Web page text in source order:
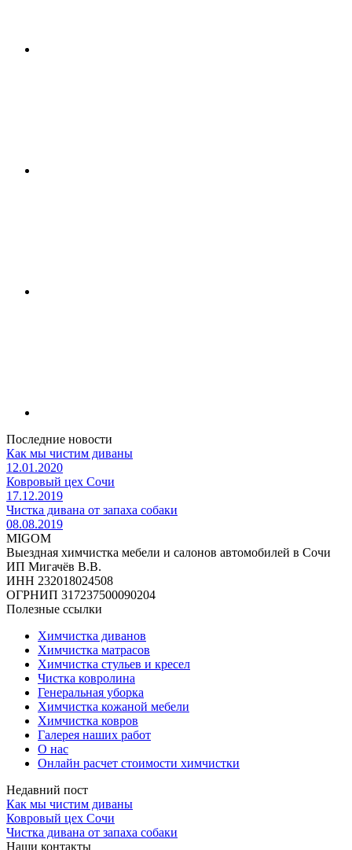
Последние новости
Как мы чистим диваны
12.01.2020
Ковровый цех Сочи
17.12.2019
Чистка дивана от запаха собаки
08.08.2019
MIGOM
Выездная химчистка мебели и салонов автомобилей в Сочи
ИП Мигачёв В.В.
ИНН 232018024508
ОГРНИП 317237500090204
Полезные ссылки
Химчистка диванов
Химчистка матрасов
Химчистка стульев и кресел
Чистка ковролина
Генеральная уборка
Химчистка кожаной мебели
Химчистка ковров
Галерея наших работ
О нас
Онлайн расчет стоимости химчистки
Недавний пост
Как мы чистим диваны
Ковровый цех Сочи
Чистка дивана от запаха собаки
Наши контакты